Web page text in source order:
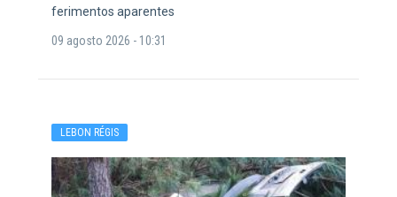
ferimentos aparentes
09 agosto 2026 - 10:31
LEBON RÉGIS